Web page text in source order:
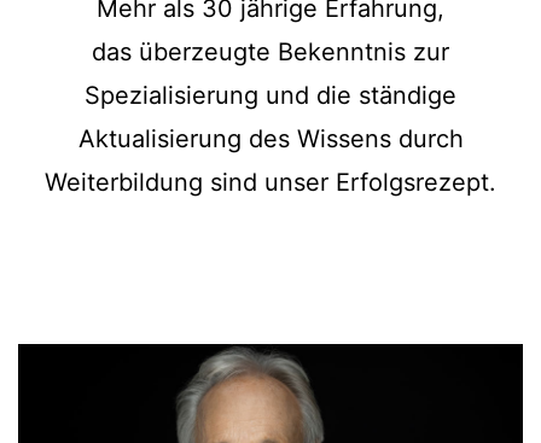
Mehr als 30 jährige Erfahrung,
das überzeugte Bekenntnis zur
Spezialisierung und die ständige
Aktualisierung des Wissens durch
Weiterbildung sind unser Erfolgsrezept.